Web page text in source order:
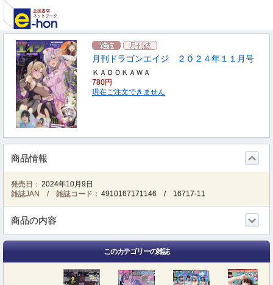
月刊ドラゴンエイジ ２０２４年１１月号
ＫＡＤＯＫＡＷＡ
780円
現在ご注文できません
商品情報
発売日： 2024年10月9日
雑誌JAN / 雑誌コード： 4910167171146 / 16717-11
商品の内容
このカテゴリーの雑誌